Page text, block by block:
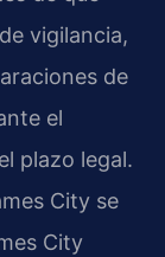
vigilancia,
de
el
plazo legal.
City se
City